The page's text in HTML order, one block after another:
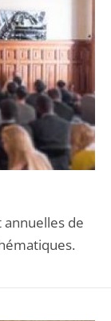
annuelles de